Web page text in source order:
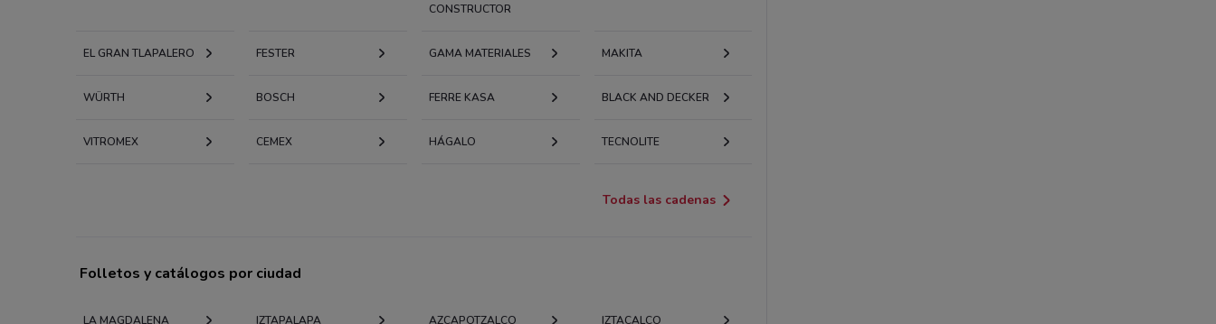
CONSTRUCTOR
EL GRAN TLAPALERO FESTER GAMA MATERIALES MAKITA
WÜRTH BOSCH FERRE KASA BLACK AND DECKER
VITROMEX CEMEX HÁGALO TECNOLITE
Todas las cadenas
Folletos y catálogos por ciudad
LA MAGDALENA
IZTAPALAPA AZCAPOTZALCO IZTACALCO